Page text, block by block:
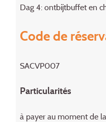
Dag 4: ontbijtbuffet en
Code de
SACVP007
Particularités
à payer au moment de